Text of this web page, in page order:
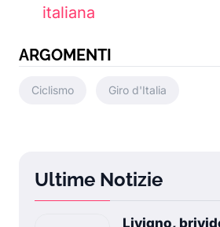
italiana
ARGOMENTI
Ciclismo Giro d'Italia
Ultime Notizie
Livigno,